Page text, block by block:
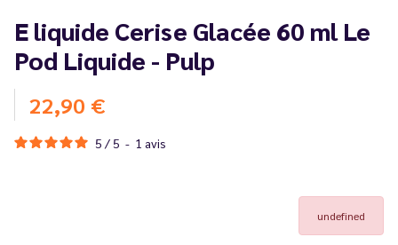
E liquide Cerise Glacée 60 ml Le
Pod Liquide - Pulp
22,90 €
5 / 5 - 1 avis
undefined